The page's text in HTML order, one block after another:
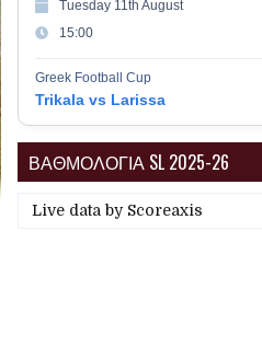
Tuesday 11th August
15:00
Greek Football Cup
Trikala vs Larissa
ΒΑΘΜΟΛΟΓΙΑ SL 2025-26
Live data by Scoreaxis